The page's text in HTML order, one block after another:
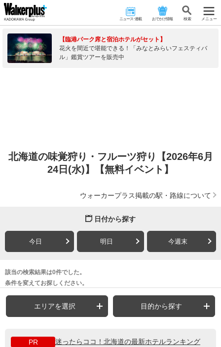
ニュース･連載 おでかけ情報 検 索 メニュー
【臨港パーク席と宿泊ホテルがセット】
花火を間近で堪能できる！「みなとみらいフェスティバ
ル」鑑賞ツアーを販売中
北海道の味覚狩り・フルーツ狩り【2026年6月
24日(水)】【無料イベント】
ウォーカープラス掲載の駅・路線について
日付から探す
今日 明日 今週末
該当の検索結果は0件でした。
条件を変えてお探しください。
エリアを選択 目的から探す
PR
迷ったらココ！北海道の最新ホテルランキング